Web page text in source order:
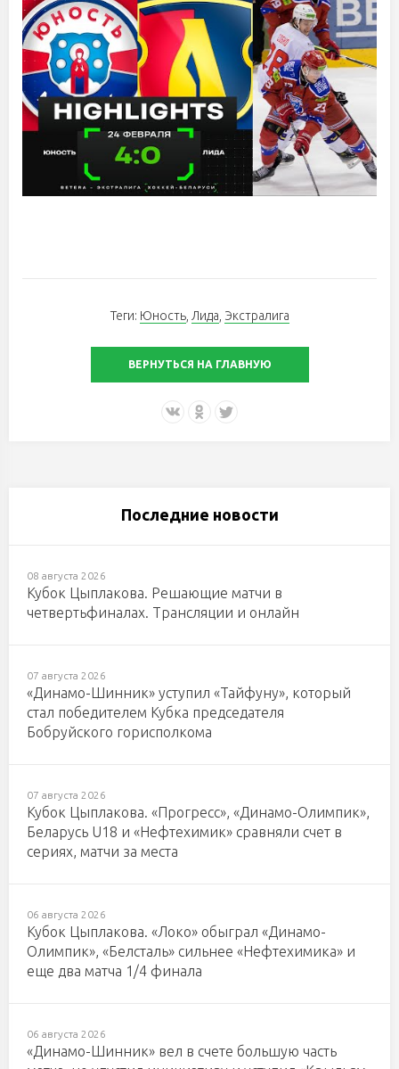
Теги: Юность, Лида Экстралига
ВЕРНУТЬСЯ НА ГЛАВНУЮ
Последние новости
08 августа 2026
Кубок Цыплакова. Решающие матчи в
четвертьфиналах. Трансляции и онлайн
07 августа 2026
«Динамо-Шинник» уступил «Тайфуну», который
стал победителем Кубка председателя
Бобруйского горисполкома
07 августа 2026
Кубок Цыплакова. «Прогресс», «Динамо-Олимпик»,
Беларусь U18 и «Нефтехимик» сравняли счет в
сериях, матчи за места
06 августа 2026
Кубок Цыплакова. «Локо» обыграл «Динамо-
Олимпик», «Белсталь» сильнее «Нефтехимика» и
еще два матча 1/4 финала
06 августа 2026
«Динамо-Шинник» вел в счете большую часть